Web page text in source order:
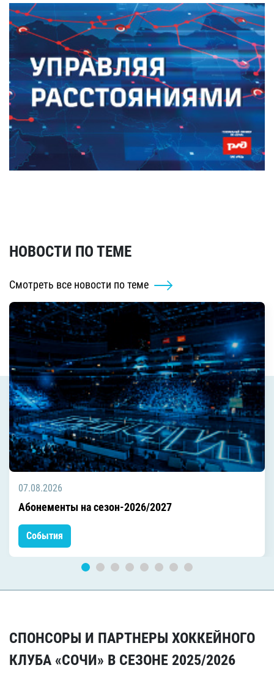
НОВОСТИ ПО ТЕМЕ
Смотреть все новости по теме
07.08.2026
Абонементы на сезон-2026/2027
События
СПОНСОРЫ И ПАРТНЕРЫ ХОККЕЙНОГО
КЛУБА «СОЧИ» В СЕЗОНЕ 2025/2026